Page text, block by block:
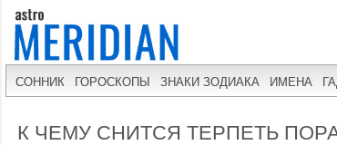
СОННИК ГОРОСКОПЫ ЗНАКИ ЗОДИАКА ИМЕНА
К ЧЕМУ СНИТСЯ ТЕРПЕТЬ